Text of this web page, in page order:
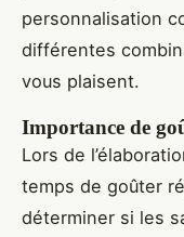
personnalisation
différentes
vous plaisent.
Importance de
Lors de
temps de goûter
déterminer si les